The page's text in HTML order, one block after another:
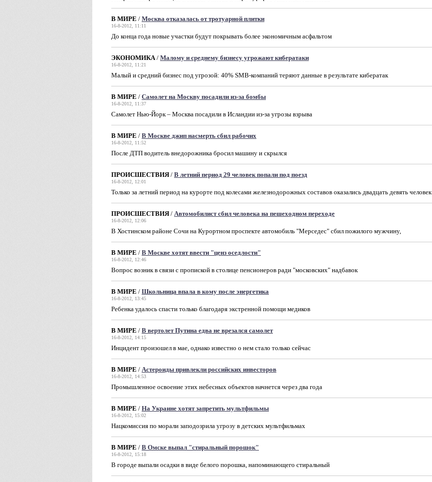
В МИРЕ / Москва отказалась от тротуарной плитки
16-8-2012, 11:11
До конца года новые участки будут покрывать более экономичным асфальтом
ЭКОНОМИКА/ Малому и среднему бизнесу угрожают кибератаки
16-8-2012, 11:21
Малый и средний бизнес под угрозой: 40% SMB-компаний теряют данные в результате кибератак
В МИРЕ / Самолет на Москву посадили из-за бомбы
16-8-2012, 11:37
Самолет Нью-Йорк – Москва посадили в Исландии из-за угрозы взрыва
В МИРЕ / В Москве джип насмерть сбил рабочих
16-8-2012, 11:52
После ДТП водитель внедорожника бросил машину и скрылся
ПРОИСШЕСТВИЯ / В летний период 29 человек попали под поезд
16-8-2012, 12:01
Только за летний период на курорте под колесами железнодорожных составов оказались двадцать девять человек
ПРОИСШЕСТВИЯ / Автомобилист сбил человека на пешеходном переходе
16-8-2012, 12:06
В Хостинском районе Сочи на Курортном проспекте автомобиль "Мерседес" сбил пожилого мужчину,
В МИРЕ / В Москве хотят ввести "ценз оседлости"
16-8-2012, 12:46
Вопрос возник в связи с пропиской в столице пенсионеров ради "московских" надбавок
В МИРЕ / Школьница впала в кому после энергетика
16-8-2012, 13:45
Ребенка удалось спасти только благодаря экстренной помощи медиков
В МИРЕ / В вертолет Путина едва не врезался самолет
16-8-2012, 14:15
Инцидент произошел в мае, однако известно о нем стало только сейчас
В МИРЕ / Астероиды привлекли российских инвесторов
16-8-2012, 14:53
Промышленное освоение этих небесных объектов начнется через два года
В МИРЕ / На Украине хотят запретить мультфильмы
16-8-2012, 15:02
Нацкомиссия по морали заподозрила угрозу в детских мультфильмах
В МИРЕ / В Омске выпал "стиральный порошок"
16-8-2012, 15:18
В городе выпали осадки в виде белого порошка, напоминающего стиральный